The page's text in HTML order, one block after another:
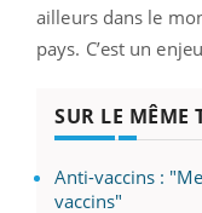
ailleurs dans le
pays. C’est un
SUR LE MÊME
Anti-vaccins :
vaccins"